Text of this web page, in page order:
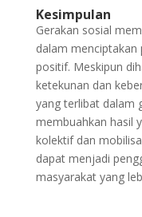
Kesimpulan
Gerakan sosial
dalam menciptakan
positif. Meskipun
ketekunan dan
yang terlibat dalam
membuahkan hasil
kolektif dan
dapat menjadi
masyarakat yang